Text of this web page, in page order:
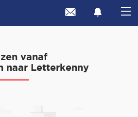
vanaf
naar Letterkenny